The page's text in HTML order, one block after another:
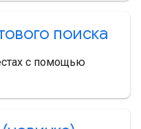
поиска
с помощью